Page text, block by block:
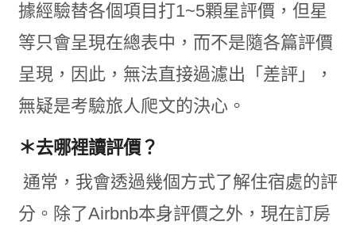
據經驗替各個項目打1~5顆星評價，但星
等只會呈現在總表中，而不是隨各篇評價
呈現，因此，無法直接過濾出「差評」，
無疑是考驗旅人爬文的決心。
＊去哪裡讀評價？
通常，我會透過幾個方式了解住宿處的評
分。除了Airbnb本身評價之外，現在訂房